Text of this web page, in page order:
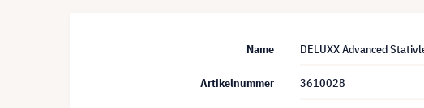
Name DELUXX Advanced
Artikelnummer 3610028